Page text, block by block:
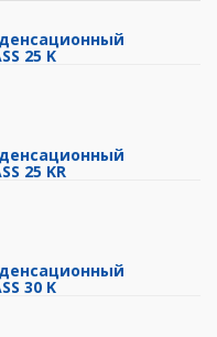
25 K
25 KR
30 K